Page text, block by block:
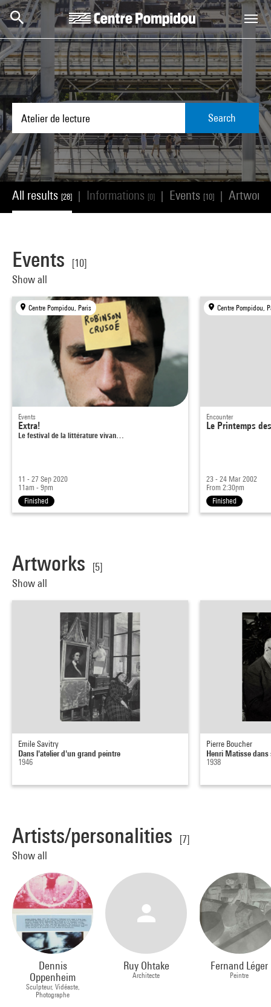
Skip to main content
Centre Pompidou
Search
All results [28] Informations [0] Events [10]
Events
[10]
Show all
Centre Pompidou, Paris
Events
Extra!
Le festival de la littérature vivan…
11 - 27 Sep 2020
11am - 9pm
Finished
Centre Pompidou,
Encounter
Le Printemps
23 - 24 Mar 2002
From 2:30pm
Finished
Artworks
[5]
Show all
Emile Savitry
Dans l'atelier d'un grand peintre
1946
Pierre Boucher
Henri Matisse dans
1938
Artists/personalities
[7]
Show all
Dennis
Oppenheim
Sculpteur, Vidéaste,
Photographe
Ruy Ohtake
Architecte
Fernand Léger
Peintre